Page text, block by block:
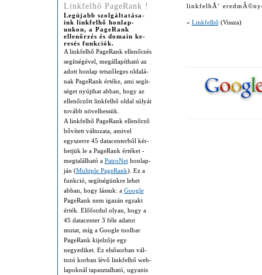
Linkfelhő PageRank !
Legújabb szol­gál­tatása­
ink linkfelhő honlap­
unkon, a PageRank
ellenőr­zés és domain ke­
re­sés funkciók.
A linkfelhő PageRank ellenőr­zés
se­gít­ségé­vel, megállapít­ható az
adott honlap tetsző­leges ol­da­lá­
nak PageRank értéke, ami segít­
séget nyújthat abban, hogy az
ellenőr­zőtt linkfelhő oldal súlyát
tovább növel­hes­sük.
A linkfelhő PageRank ellenőr­ző
bő­ví­tett vál­toza­ta, amivel
egyszer­re 45 data­center­ből kér­
het­jük le a PageRank érték­et -
meg­talál­ha­tó a PatroNethon­lap­
ján (Multiple PageRank). Ez a
funkció, se­gít­ségünk­re lehet
abban, hogy lás­suk: a Google
PageRank nem igazán egzakt
ér­ték. Elő­for­dul olyan, hogy a
45 data­center 3 féle adatot
mutat, míg a Google tool­bar
PageRank ki­jel­ző­je egy
negyedik­et. Ez első­sor­ban vál­
tozó kor­ban lé­vő linkfelhő web­
lap­oknál ta­pasz­tal­ható, ugyanis
linkfelhÅ‘
« Linkfelhő (Vissza)